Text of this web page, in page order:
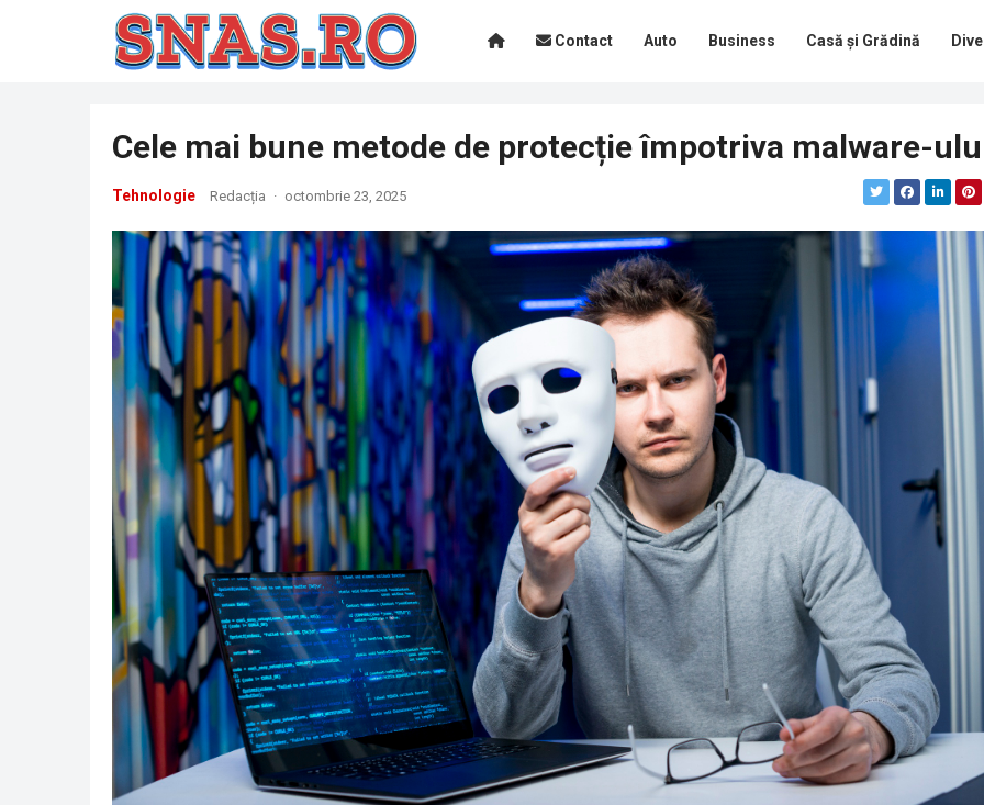
Contact Auto Business Casă și Grădină
Cele mai bune metode de protecție împotriva malware-
Tehnologie Redacția · octombrie 23, 2025